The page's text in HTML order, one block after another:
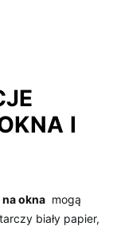
I
okna ‌ mogą⁤
biały papier,